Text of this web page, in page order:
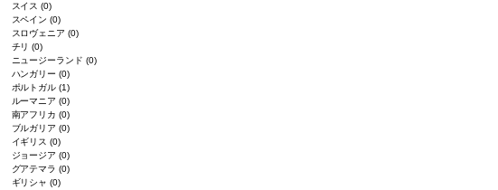
スイス(0)
スペイン(0)
スロヴェニア(0)
チリ(0)
ニュージーランド(0)
ハンガリー(0)
ポルトガル(1)
ルーマニア(0)
南アフリカ(0)
ブルガリア(0)
イギリス(0)
ジョージア(0)
グアテマラ(0)
ギリシャ(0)